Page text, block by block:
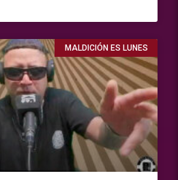
MALDICIÓN ES LUNES